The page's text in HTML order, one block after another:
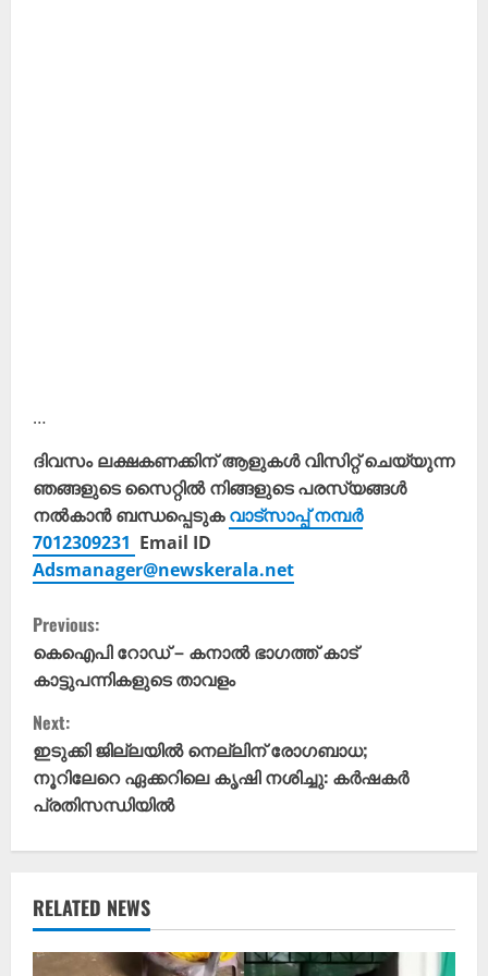
…
ദിവസം ലക്ഷകണക്കിന് ആളുകൾ വിസിറ്റ് ചെയ്യുന്ന
ഞങ്ങളുടെ സൈറ്റിൽ നിങ്ങളുടെ പരസ്യങ്ങൾ
നൽകാൻ ബന്ധപ്പെടുകവാട്സാപ്പ് നമ്പർ
7012309231 Email ID
Adsmanager@newskerala.net
C
o
n
t
i
n
u
e
Previous:
കെഐപി റോഡ് – കനാൽ ഭാഗത്ത് കാട്
കാട്ടുപന്നികളുടെ താവളം
Next:
ഇടുക്കി ജില്ലയിൽ നെല്ലിന് രോഗബാധ;
നൂറിലേറെ ഏക്കറിലെ കൃഷി നശിച്ചു: കർഷകർ
പ്രതിസന്ധിയിൽ
RELATED NEWS